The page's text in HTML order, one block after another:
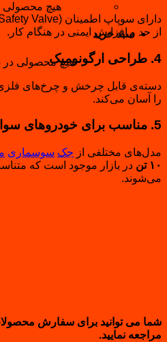
هیچ محصولی
سبد خرید
هیچ محصولی در
دارای سوپاپ اطمینان (Safety Valve) برای جلوگیری از
از حد و افزایش ایمنی در هنگام کار.
4. طراحی ارگونومیک
دسته‌ی قابل چرخش و چرخ‌های
را آسان می‌کند.
5. مناسب برای خودروهای سواری و SUV
مدل‌های مختلفی از جک سوسماری
۱۰ تن
در بازار موجود است که
می‌شوند.
شما می توانید برای سفارش
مراجعه نمایید.